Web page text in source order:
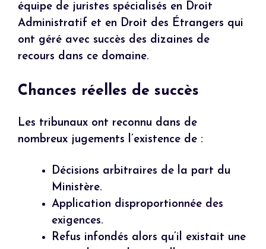
équipe de juristes spécialisés en Droit
Administratif et en Droit des Étrangers qui
ont géré avec succès des dizaines de
recours dans ce domaine.
Chances réelles de succès
Les tribunaux ont reconnu dans de
nombreux jugements l’existence de :
Décisions arbitraires de la part du
Ministère.
Application disproportionnée des
exigences.
Refus infondés alors qu’il existait une